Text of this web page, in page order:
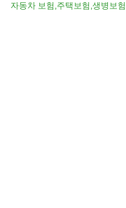
자동차 보험,주택보험,생병보